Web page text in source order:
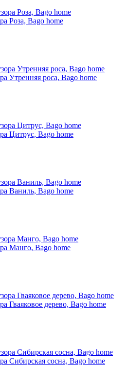
Роза, Bago home
Утренняя роса, Bago home
Цитрус, Bago home
Ваниль, Bago home
Манго, Bago home
Гваяковое дерево, Bago home
Сибирская сосна, Bago home